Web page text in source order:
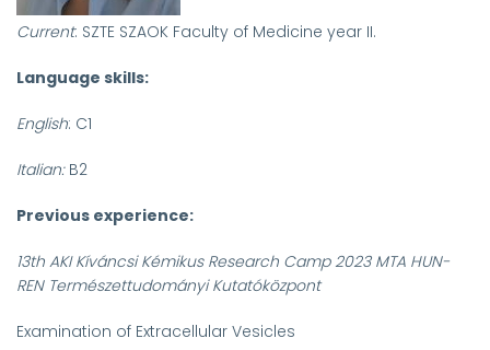
Current: SZTE SZAOK Faculty of Medicine year II.
Language skills:
English: C1
Italian:B2
Previous experience:
13th AKI Kíváncsi Kémikus Research Camp 2023 MTA HUN-
REN Természettudományi Kutatóközpont
Examination of Extracellular Vesicles